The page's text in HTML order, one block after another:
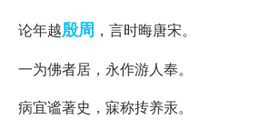
论年越殷周 ，言时晦唐宋。
一为佛者居，永作游人奉。
病宜谧著史，寐称抟养汞。